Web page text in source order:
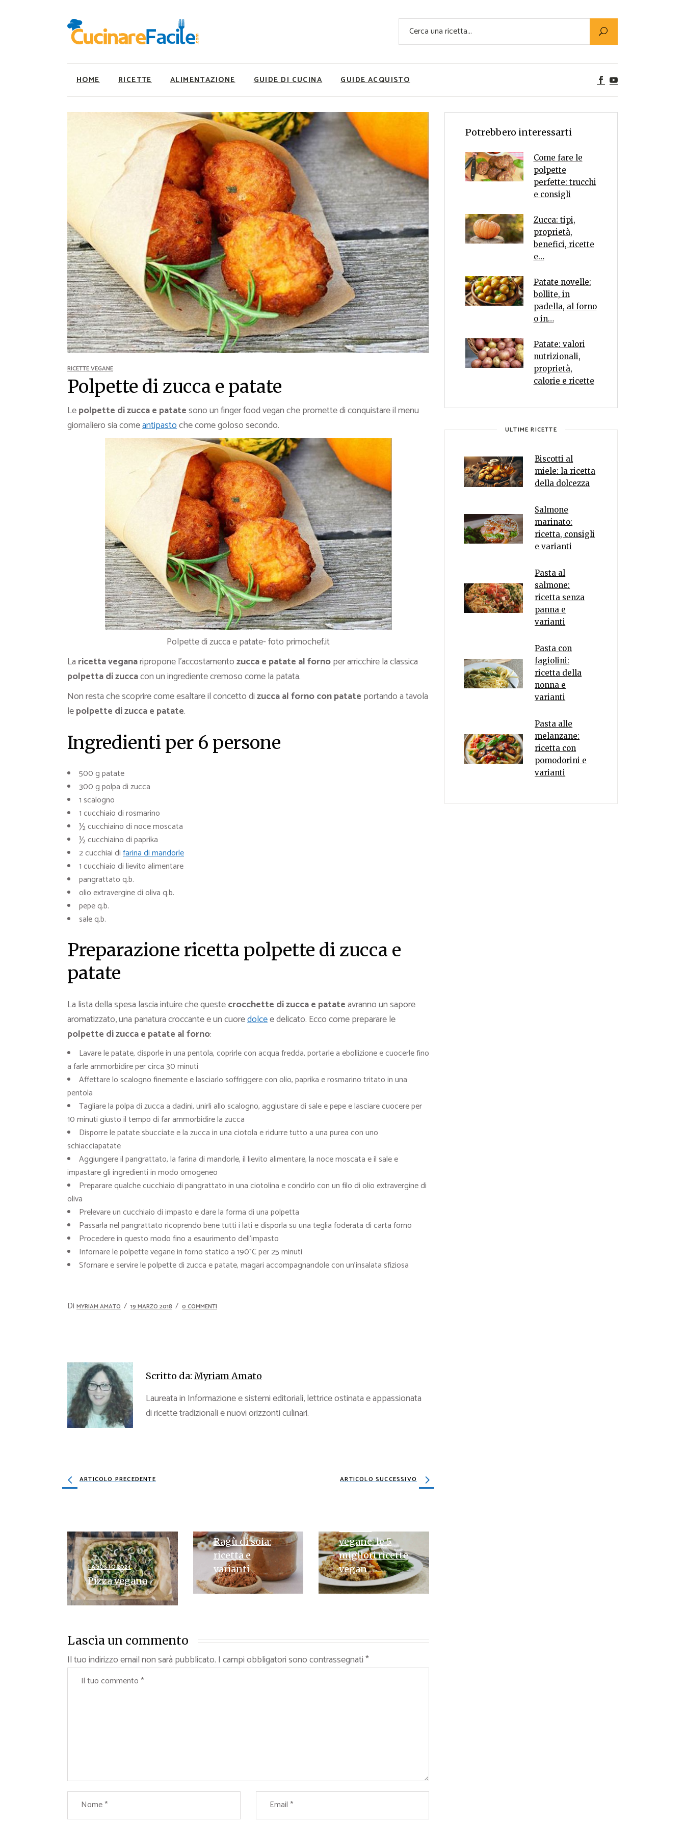
Cerca
HOME RICETTE
Ricette Facili e Veloci
Ricette Primi Piatti
Ricette Antipasti
Ricette Dolci
Ricette Carne
Ricette Secondi
Ricette Pizze e Rustici
Ricette Contorni
Ricette Piatti unici
Ricette Pesce
Video Ricette
Ricette per Ingrediente
ALIMENTAZIONE
Utility
Super Alimenti
Nutrizionista a tavola
Ricette Vegetariane
Ricette Vegane
Rumors
GUIDE DI CUCINA GUIDE ACQUISTO
Ricette Facili e Veloci
Ricette Primi Piatti
Ricette Dolci
Ricette Carne
Ricette Secondi
Ricette Contorni
Ricette Piatti unici
Ricette Pesce
Video Ricette
Ricette per Ingrediente
Utility
Super Alimenti
Ricette Vegetariane
Rumors
RICETTE VEGANE
Polpette di zucca e patate
Lepolpette di zucca e patatesono un finger food vegan che promette di conquistare il menu
giornaliero sia comeantipastoche come goloso secondo.
Polpette di zucca e patate- foto primochef.it
La ricetta veganaripropone l’accostamentozucca e patate al fornoper arricchire la classica
polpetta di zuccacon un ingrediente cremoso come la patata.
Non resta che scoprire come esaltare il concetto dizucca al forno con patate portando a tavola
lepolpette di zucca e patate.
Ingredienti per 6 persone
500 g patate
300 g polpa di zucca
1 scalogno
1 cucchiaio di rosmarino
½ cucchiaino di noce moscata
½ cucchiaino di paprika
2 cucchiai difarina di mandorle
1 cucchiaio di lievito alimentare
pangrattato q.b.
olio extravergine di oliva q.b.
pepe q.b.
sale q.b.
Preparazione ricetta polpette di zucca e
patate
La lista della spesa lascia intuire che questecrocchette di zucca e patateavranno un sapore
aromatizzato, una panatura croccante e un cuoredolcee delicato. Ecco come preparare le
polpette di zucca e patate al forno:
Lavare le patate, disporle in una pentola, coprirle con acqua fredda, portarle a ebollizione e cuocerle fino
a farle ammorbidire per circa 30 minuti
Affettare lo scalogno finemente e lasciarlo soffriggere con olio, paprika e rosmarino tritato in una
pentola
Tagliare la polpa di zucca a dadini, unirli allo scalogno, aggiustare di sale e pepe e lasciare cuocere per
10 minuti giusto il tempo di far ammorbidire la zucca
Disporre le patate sbucciate e la zucca in una ciotola e ridurre tutto a una purea con uno
schiacciapatate
Aggiungere il pangrattato, la farina di mandorle, il lievito alimentare, la noce moscata e il sale e
impastare gli ingredienti in modo omogeneo
Preparare qualche cucchiaio di pangrattato in una ciotolina e condirlo con un filo di olio extravergine di
oliva
Prelevare un cucchiaio di impasto e dare la forma di una polpetta
Passarla nel pangrattato ricoprendo bene tutti i lati e disporla su una teglia foderata di carta forno
Procedere in questo modo fino a esaurimento dell’impasto
Infornare le polpette vegane in forno statico a 190°C per 25 minuti
Sfornare e servire le polpette di zucca e patate, magari accompagnandole con un’insalata sfiziosa
Di MYRIAM AMATO 19 MARZO 2018 0 COMMENTI
Scritto da: Myriam Amato
Laureata in Informazione e sistemi editoriali, lettrice ostinata e appassionata
di ricette tradizionali e nuovi orizzonti culinari.
ARTICOLO PRECEDENTE ARTICOLO SUCCESSIVO
1 AGOSTO 2024
Pizza vegana
Ragù di soia:
ricetta e
varianti
vegane: le 5
migliori ricette
vegan
Lascia un commento
Il tuo indirizzo email non sarà pubblicato. I campi obbligatori sono contrassegnati*
Potrebbero interessarti
Come fare le
polpette
perfette: trucchi
e consigli
Zucca: tipi,
proprietà,
benefici, ricette
e…
Patate novelle:
bollite, in
padella, al forno
o in…
Patate: valori
nutrizionali,
proprietà,
calorie e ricette
ULTIME RICETTE
Biscotti al
miele: la ricetta
della dolcezza
Salmone
marinato:
ricetta, consigli
e varianti
Pasta al
salmone:
ricetta senza
panna e
varianti
Pasta con
fagiolini:
ricetta della
nonna e
varianti
Pasta alle
melanzane:
ricetta con
pomodorini e
varianti